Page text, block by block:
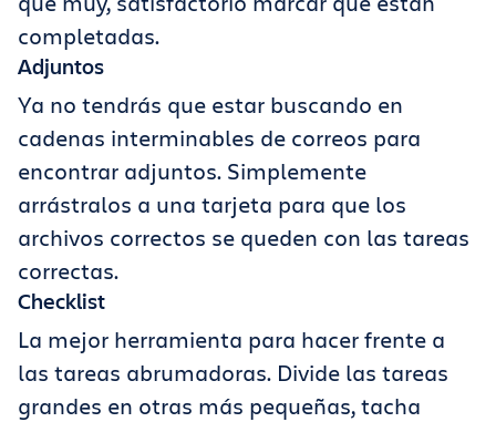
completadas.
Adjuntos
Ya no tendrás que estar buscando en
cadenas interminables de correos para
encontrar adjuntos. Simplemente
arrástralos a una tarjeta para que los
archivos correctos se queden con las tareas
correctas.
Checklist
La mejor herramienta para hacer frente a
las tareas abrumadoras. Divide las tareas
grandes en otras más pequeñas, tacha